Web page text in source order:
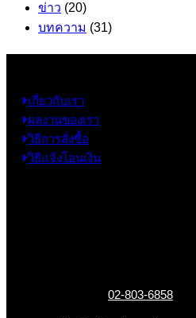
ข่าว (20)
บทความ (31)
เกี่ยวกับเรา
ผลงานของเรา
วิธีการสั่งซื้อ
วิธีแจ้งโอนเงิน
02-803-6858